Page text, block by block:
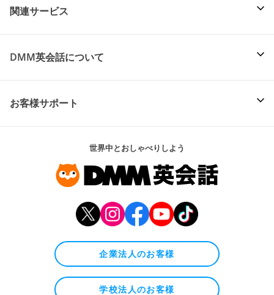
関連サービス
DMM英会話について
お客様サポート
世界中とおしゃべりしよう
企業法人のお客様
学校法人のお客様